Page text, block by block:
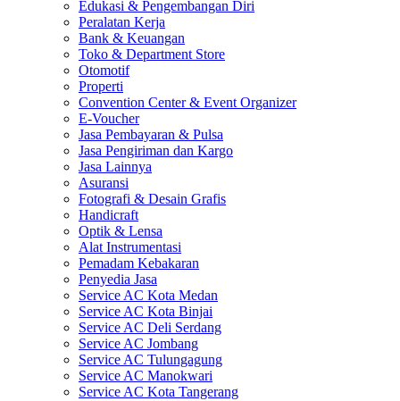
Edukasi & Pengembangan Diri
Peralatan Kerja
Bank & Keuangan
Toko & Department Store
Otomotif
Properti
Convention Center & Event Organizer
E-Voucher
Jasa Pembayaran & Pulsa
Jasa Pengiriman dan Kargo
Jasa Lainnya
Asuransi
Fotografi & Desain Grafis
Handicraft
Optik & Lensa
Alat Instrumentasi
Pemadam Kebakaran
Penyedia Jasa
Service AC Kota Medan
Service AC Kota Binjai
Service AC Deli Serdang
Service AC Jombang
Service AC Tulungagung
Service AC Manokwari
Service AC Kota Tangerang